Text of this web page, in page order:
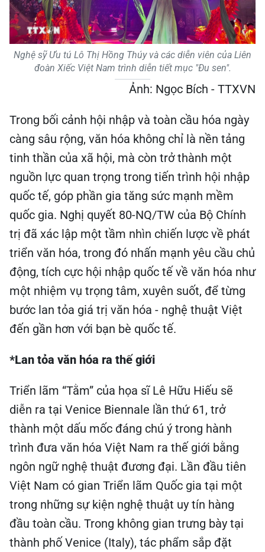
Nghệ sỹ Ưu tú Lô Thị Hồng Thúy và các diễn viên của Liên
đoàn Xiếc Việt Nam trình diễn tiết mục "Đu sen".
Ảnh: Ngọc Bích - TTXVN
Trong bối cảnh hội nhập và toàn cầu hóa ngày
càng sâu rộng, văn hóa không chỉ là nền tảng
tinh thần của xã hội, mà còn trở thành một
nguồn lực quan trọng trong tiến trình hội nhập
quốc tế, góp phần gia tăng sức mạnh mềm
quốc gia. Nghị quyết 80-NQ/TW của Bộ Chính
trị đã xác lập một tầm nhìn chiến lược về phát
triển văn hóa, trong đó nhấn mạnh yêu cầu chủ
động, tích cực hội nhập quốc tế về văn hóa như
một nhiệm vụ trọng tâm, xuyên suốt, để từng
bước lan tỏa giá trị văn hóa - nghệ thuật Việt
đến gần hơn với bạn bè quốc tế.
*Lan tỏa văn hóa ra thế giới
Triển lãm “Tằm” của họa sĩ Lê Hữu Hiếu sẽ
diễn ra tại Venice Biennale lần thứ 61, trở
thành một dấu mốc đáng chú ý trong hành
trình đưa văn hóa Việt Nam ra thế giới bằng
ngôn ngữ nghệ thuật đương đại. Lần đầu tiên
Việt Nam có gian Triển lãm Quốc gia tại một
trong những sự kiện nghệ thuật uy tín hàng
đầu toàn cầu. Trong không gian trưng bày tại
thành phố Venice (Italy), tác phẩm sắp đặt